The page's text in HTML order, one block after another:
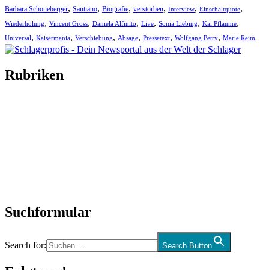
Barbara Schöneberger, Santiano, Biografie, verstorben, Interview, Einschaltquote,
Wiederholung, Vincent Gross, Daniela Alfinito, Live, Sonia Liebing, Kai Pflaume,
Universal , Kaisermania, Verschiebung, Absage, Pressetext, Wolfgang Petry, Marie Reim
Rubriken
Suchformular
Search for: Search Button